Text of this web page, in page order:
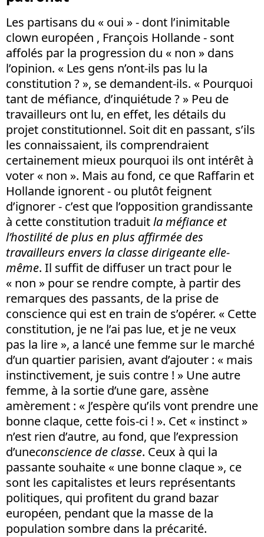
Les partisans du « oui » - dont l’inimitable
clown européen , François Hollande - sont
affolés par la progression du « non » dans
l’opinion. « Les gens n’ont-ils pas lu la
constitution ? », se demandent-ils. « Pourquoi
tant de méfiance, d’inquiétude ? » Peu de
travailleurs ont lu, en effet, les détails du
projet constitutionnel. Soit dit en passant, s’ils
les connaissaient, ils comprendraient
certainement mieux pourquoi ils ont intérêt à
voter « non ». Mais au fond, ce que Raffarin et
Hollande ignorent - ou plutôt feignent
d’ignorer - c’est que l’opposition grandissante
à cette constitution traduitla méfiance et
l’hostilité de plus en plus affirmée des
travailleurs envers la classe dirigeante elle-
même. Il suffit de diffuser un tract pour le
« non » pour se rendre compte, à partir des
remarques des passants, de la prise de
conscience qui est en train de s’opérer. « Cette
constitution, je ne l’ai pas lue, et je ne veux
pas la lire », a lancé une femme sur le marché
d’un quartier parisien, avant d’ajouter : « mais
instinctivement, je suis contre ! » Une autre
femme, à la sortie d’une gare, assène
amèrement : « J’espère qu’ils vont prendre une
bonne claque, cette fois-ci ! ». Cet « instinct »
n’est rien d’autre, au fond, que l’expression
d’uneconscience de classe. Ceux à qui la
passante souhaite « une bonne claque », ce
sont les capitalistes et leurs représentants
politiques, qui profitent du grand bazar
européen, pendant que la masse de la
population sombre dans la précarité.